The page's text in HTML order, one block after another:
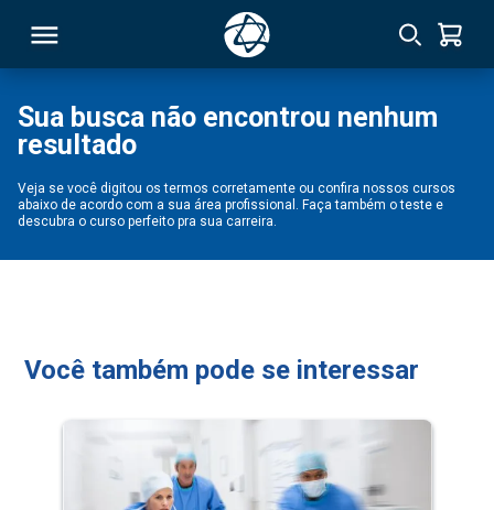
Sua busca não encontrou nenhum
resultado
Veja se você digitou os termos corretamente ou confira nossos cursos
abaixo de acordo com a sua área profissional. Faça também o teste e
descubra o curso perfeito pra sua carreira.
Você também pode se interessar